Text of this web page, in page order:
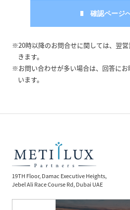
※20時以降のお問合せに関しては、翌
きます。
※お問い合わせが多い場合は、回答に
います。
19TH Floor, Damac Executive Heights,
Jebel Ali Race Course Rd, Dubai UAE